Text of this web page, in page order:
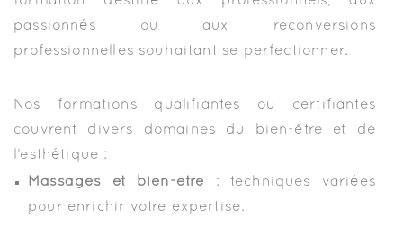
passionnés ou aux reconversions
professionnelles souhaitant se perfectionner.
Nos formations qualifiantes ou certifiantes
couvrent divers domaines du bien-être et de
l’esthétique :
Massages et bien-être
: techniques variées
pour enrichir votre expertise.